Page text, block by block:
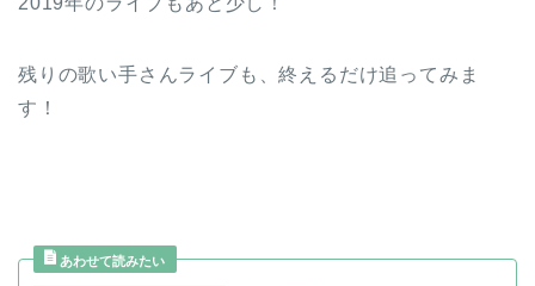
残りの歌い手さんライブも、終えるだけ追ってみま
す！